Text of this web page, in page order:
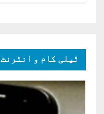
ٹیلی کام و انٹرنٹ